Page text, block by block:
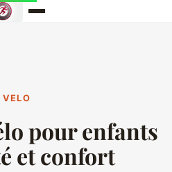
VELO
pour enfants
et confort